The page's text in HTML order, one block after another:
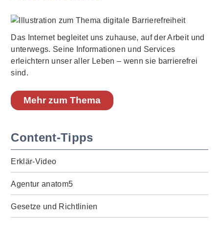
Das Internet begleitet uns zuhause, auf der Arbeit und
unterwegs. Seine Informationen und Services
erleichtern unser aller Leben – wenn sie barrierefrei
sind.
Mehr zum Thema
Content-Tipps
Erklär-Video
Agentur anatom5
Gesetze und Richtlinien